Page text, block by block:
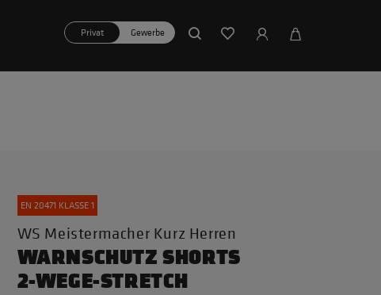
Privat Gewerbe
EN 20471 KLASSE 1
WS Meistermacher Kurz Herren
WARNSCHUTZ SHORTS
2-WEGE-STRETCH